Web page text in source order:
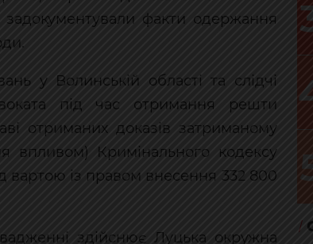
факти одержання
у Волинській області та слідчі
під час отримання решти
отриманих доказів затриманому
впливом) Кримінального кодексу
вартою із правом внесення 332 800
здійснює Луцька окружна